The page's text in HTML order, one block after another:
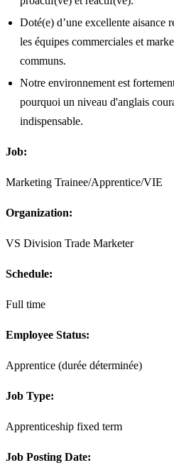
Doté(e) d’une excellente aisance
les équipes commerciales et
communs.
Notre environnement est
pourquoi un niveau d'anglais
indispensable.
Job:
Marketing Trainee/Apprentice/VIE
Organization:
VS Division Trade Marketer
Schedule:
Full time
Employee Status:
Apprentice (durée déterminée)
Job Type:
Apprenticeship fixed term
Job Posting Date: